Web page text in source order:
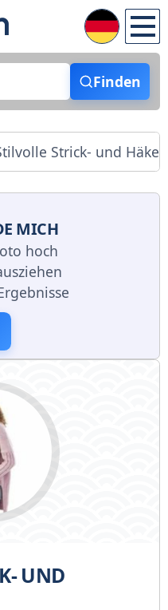
Finden
Strick- und
MICH
hoch
UND